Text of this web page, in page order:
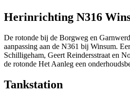
Herinrichting N316
De rotonde bij de Borgweg en
aanpassing aan de N361 bij Winsum.
Schilligeham, Geert Reindersstraat en
de rotonde Het Aanleg een
Tankstation